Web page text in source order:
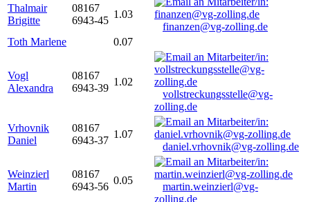
Thalmair
Brigitte
08167
6943-45
1.03
finanzen@vg-zolling.de
Toth Marlene
0.07
Vogl
Alexandra
08167
6943-39
1.02
vollstreckungsstelle@vg-
zolling.de
Vrhovnik
Daniel
08167
6943-37
1.07
daniel.vrhovnik@vg-zolling.de
Weinzierl
Martin
08167
6943-56
0.05
martin.weinzierl@vg-
zolling.de